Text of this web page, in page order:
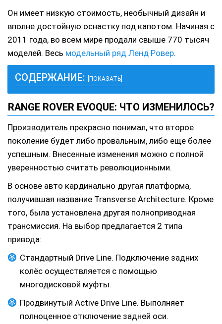
Он имеет низкую стоимость, необычный дизайн и
вполне достойную оснастку под капотом. Начиная с
2011 года, во всем мире продали свыше 770 тысяч
моделей. Весь модельный ряд Ленд Ровер.
СОДЕРЖАНИЕ: [ПОКАЗАТЬ]
RANGE ROVER EVOQUE: ЧТО ИЗМЕНИЛОСЬ?
Производитель прекрасно понимал, что второе
поколение будет либо провальным, либо еще более
успешным. Внесенные изменения можно с полной
уверенностью считать революционными.
В основе авто кардинально другая платформа,
получившая название Transverse Architecture. Кроме
того, была установлена другая полноприводная
трансмиссия. На выбор предлагается 2 типа
привода:
Стандартный Drive Line. Подключение задних
колёс осуществляется с помощью
многодисковой муфты.
Продвинутый Active Drive Line. Выполняет
полноценное отключение задней оси.